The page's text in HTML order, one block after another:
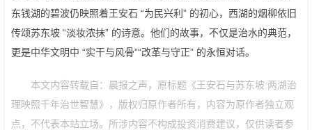
东钱湖的碧波仍映照着王安石 “为民兴利” 的初心，西湖的烟柳依旧
传颂苏东坡 “淡妆浓抹” 的诗意。他们的故事，不仅是治水的典范，
更是中华文明中 “实干与风骨”“改革与守正” 的永恒对话。
本文内容转载自：晨报之声，原标题《王安石与苏东坡:两湖治
理映照千年治世智慧》，版权归原作者所有，内容为原作者独立观
点，不代表本站立场。所涉内容不构成投资消费建议，仅供读者参